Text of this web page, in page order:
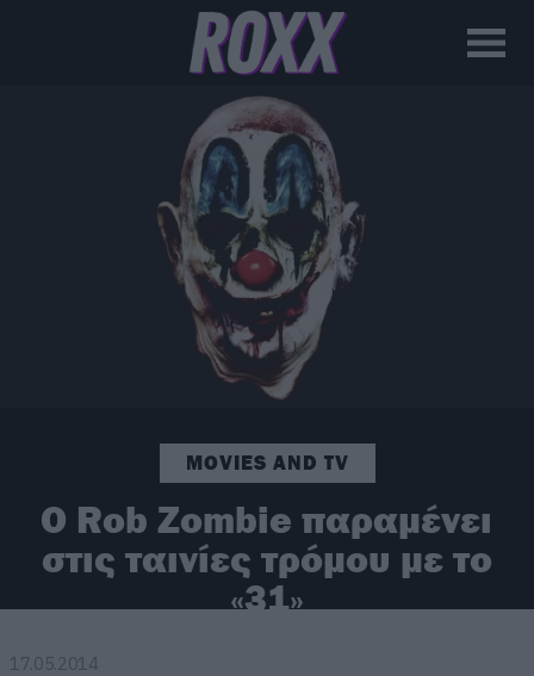
MOVIES AND TV
Ο Rob Zombie παραμένει
στις ταινίες τρόμου με το
«31»
17.05.2014